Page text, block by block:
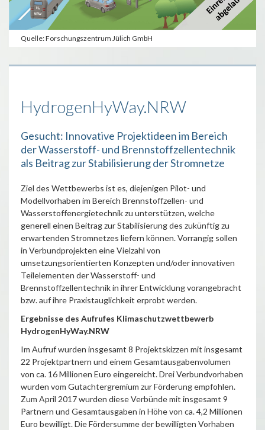
Quelle: Forschungszentrum Jülich GmbH
HydrogenHyWay.NRW
Gesucht: Innovative Projektideen im Bereich
der Wasserstoff- und Brennstoffzellentechnik
als Beitrag zur Stabilisierung der Stromnetze
Ziel des Wettbewerbs ist es, diejenigen Pilot- und
Modellvorhaben im Bereich Brennstoffzellen- und
Wasserstoffenergietechnik zu unterstützen, welche
generell einen Beitrag zur Stabilisierung des zukünftig zu
erwartenden Stromnetzes liefern können. Vorrangig sollen
in Verbundprojekten eine Vielzahl von
umsetzungsorientierten Konzepten und/oder innovativen
Teilelementen der Wasserstoff- und
Brennstoffzellentechnik in ihrer Entwicklung vorangebracht
bzw. auf ihre Praxistauglichkeit erprobt werden.
Ergebnisse des Aufrufes Klimaschutzwettbewerb
HydrogenHyWay.NRW
Im Aufruf wurden insgesamt 8 Projektskizzen mit insgesamt
22 Projektpartnern und einem Gesamtausgabenvolumen
von ca. 16 Millionen Euro eingereicht. Drei Verbundvorhaben
wurden vom Gutachtergremium zur Förderung empfohlen.
Zum April 2017 wurden diese Verbünde mit insgesamt 9
Partnern und Gesamtausgaben in Höhe von ca. 4,2 Millionen
Euro bewilligt. Die Fördersumme der bewilligten Vorhaben